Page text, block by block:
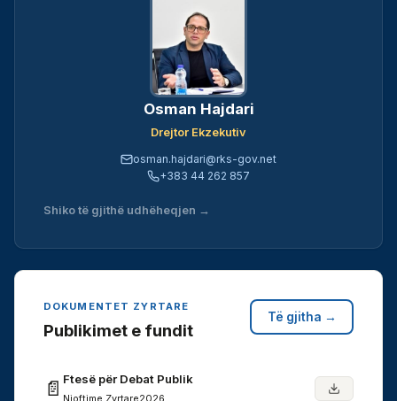
Osman Hajdari
Drejtor Ekzekutiv
osman.hajdari@rks-gov.net
+383 44 262 857
Shiko të gjithë udhëheqjen →
DOKUMENTET ZYRTARE
Publikimet e fundit
Të gjitha →
📄 Ftesë për Debat Publik
Njoftime Zyrtare2026